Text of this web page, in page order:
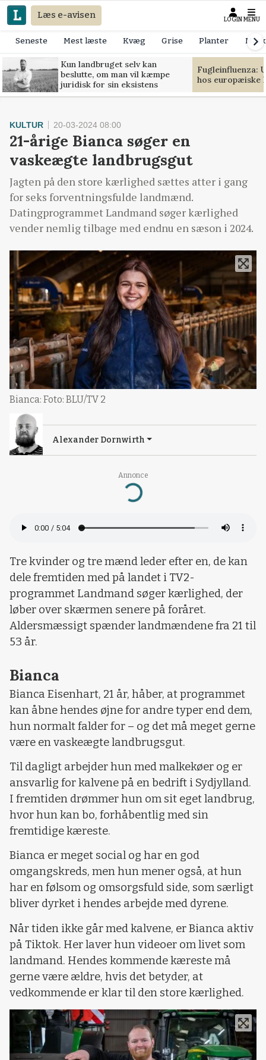
Læs e-avisen LOGIN MENU
Seneste Mest læste Kvæg Grise Planter
Kun landbruget selv kan
beslutte, om man vil kæmpe
juridisk for sin eksistens
Fugleinfluenza:
hos europæiske
Annonce
Loading...
KULTUR 20-03-2024 08:00
21-årige Bianca søger en
vaskeægte landbrugsgut
Jagten på den store kærlighed sættes atter i gang
for seks forventningsfulde landmænd.
Datingprogrammet Landmand søger kærlighed
vender nemlig tilbage med endnu en sæson i 2024.
Bianca: Foto: BLU/TV 2
Alexander Dornwirth
Tre kvinder og tre mænd leder efter en, de kan
dele fremtiden med på landet i TV2-
programmet Landmand søger kærlighed, der
løber over skærmen senere på foråret.
Aldersmæssigt spænder landmændene fra 21 til
53 år.
Bianca
Bianca Eisenhart, 21 år, håber, at programmet
kan åbne hendes øjne for andre typer end dem,
hun normalt falder for – og det må meget gerne
være en vaskeægte landbrugsgut.
Til dagligt arbejder hun med malkekøer og er
ansvarlig for kalvene på en bedrift i Sydjylland.
I fremtiden drømmer hun om sit eget landbrug,
hvor hun kan bo, forhåbentlig med sin
fremtidige kæreste.
Bianca er meget social og har en god
omgangskreds, men hun mener også, at hun
har en følsom og omsorgsfuld side, som særligt
bliver dyrket i hendes arbejde med dyrene.
Når tiden ikke går med kalvene, er Bianca aktiv
på Tiktok. Her laver hun videoer om livet som
landmand. Hendes kommende kæreste må
gerne være ældre, hvis det betyder, at
vedkommende er klar til den store kærlighed.